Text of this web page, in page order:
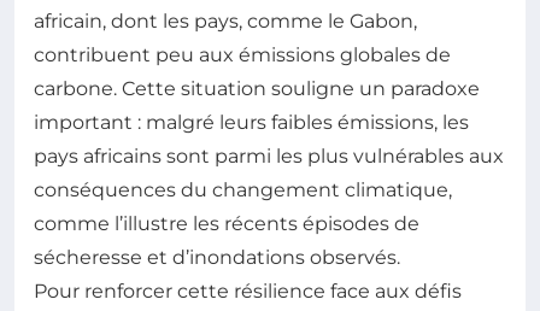
africain, dont les pays, comme le Gabon,
contribuent peu aux émissions globales de
carbone. Cette situation souligne un paradoxe
important : malgré leurs faibles émissions, les
pays africains sont parmi les plus vulnérables aux
conséquences du changement climatique,
comme l’illustre les récents épisodes de
sécheresse et d’inondations observés.
Pour renforcer cette résilience face aux défis